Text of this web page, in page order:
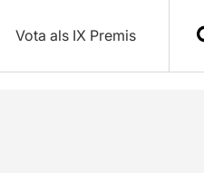
Vota als IX Premis